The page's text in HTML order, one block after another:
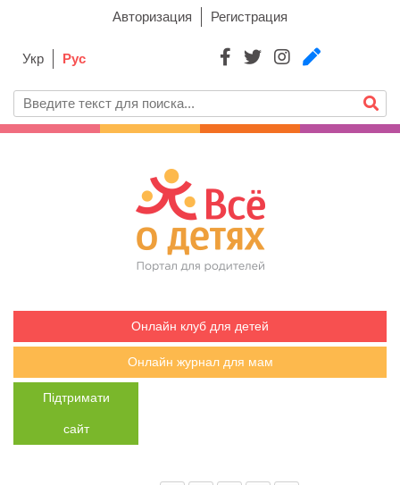
Авторизация Регистрация
Укр Рус
Онлайн клуб для детей
Онлайн журнал для мам
Підтримати
сайт